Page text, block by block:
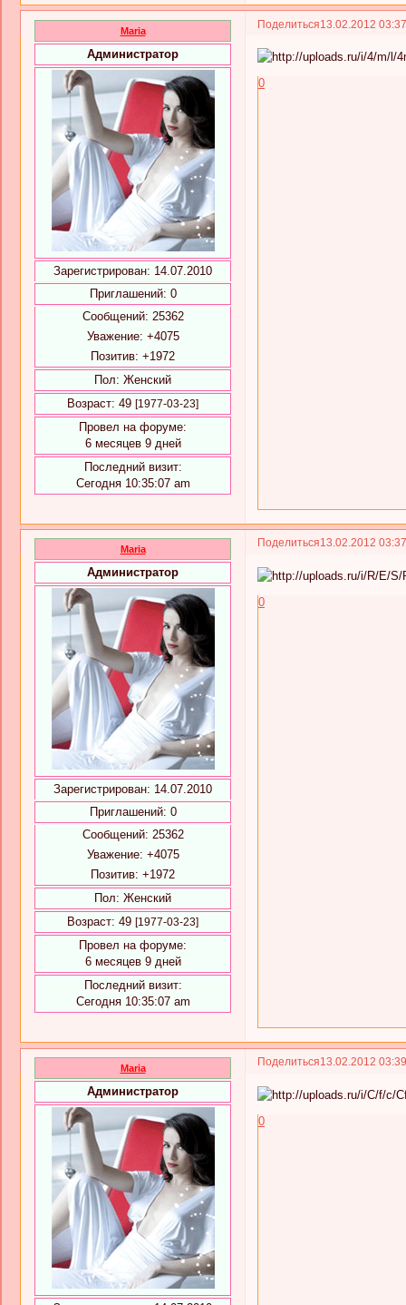
Поделиться13.02.2012
Maria
Администратор
Зарегистрирован: 14.07.2010
Приглашений: 0
Сообщений: 25362
Уважение: +4075
Позитив: +1972
Пол: Женский
Возраст: 49 [1977-03-23]
Провел на форуме:
6 месяцев 9 дней
Последний визит:
Сегодня 10:35:07 am
0
Поделиться13.02.2012
Maria
Администратор
Зарегистрирован: 14.07.2010
Приглашений: 0
Сообщений: 25362
Уважение: +4075
Позитив: +1972
Пол: Женский
Возраст: 49 [1977-03-23]
Провел на форуме:
6 месяцев 9 дней
Последний визит:
Сегодня 10:35:07 am
0
Поделиться13.02.2012
Maria
Администратор
0